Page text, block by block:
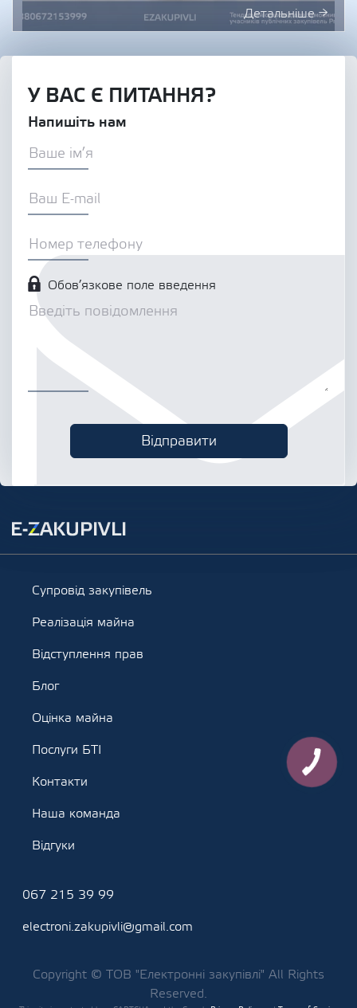
Детальніше →
У ВАС Є ПИТАННЯ?
Напишіть нам
Обов’язкове поле введення
Супровід закупівель
Реалізація майна
Відступлення прав
Блог
Оцінка майна
Послуги БТІ
Контакти
Наша команда
Відгуки
067 215 39 99
electroni.zakupivli@gmail.com
Copyright © ТОВ "Електронні закупівлі" All Rights
Reserved.